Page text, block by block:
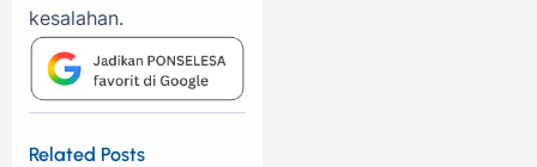
kesalahan.
Related Posts